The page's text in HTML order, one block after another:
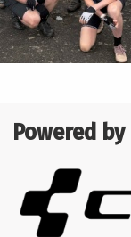
Powered by